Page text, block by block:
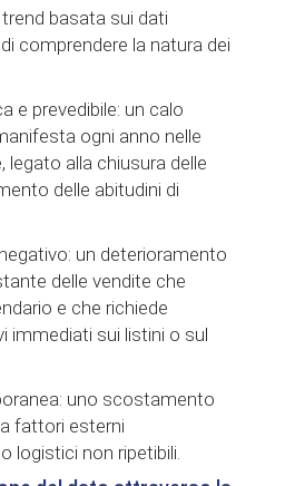
basata sui dati
comprendere la natura dei
e prevedibile: un calo
ogni anno nelle
alla chiusura delle
delle abitudini di
un deterioramento
delle vendite che
e che richiede
immediati sui listini o sul
uno scostamento
fattori esterni
logistici non ripetibili.